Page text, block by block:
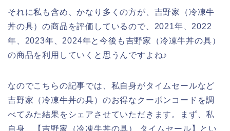
それに私も含め、かなり多くの方が、吉野家（冷凍牛
丼の具）の商品を評価しているので、2021年、2022
年、2023年、2024年と今後も吉野家（冷凍牛丼の具）
の商品を利用していくと思うんですよね♪
なのでこちらの記事では、私自身がタイムセールなど
吉野家（冷凍牛丼の具）のお得なクーポンコードを調
べてみた結果をシェアさせていただきます。まず、私
自身、【吉野家（冷凍牛丼の具） タイムセール】とい